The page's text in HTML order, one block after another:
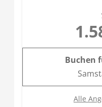
Buchen
Alle